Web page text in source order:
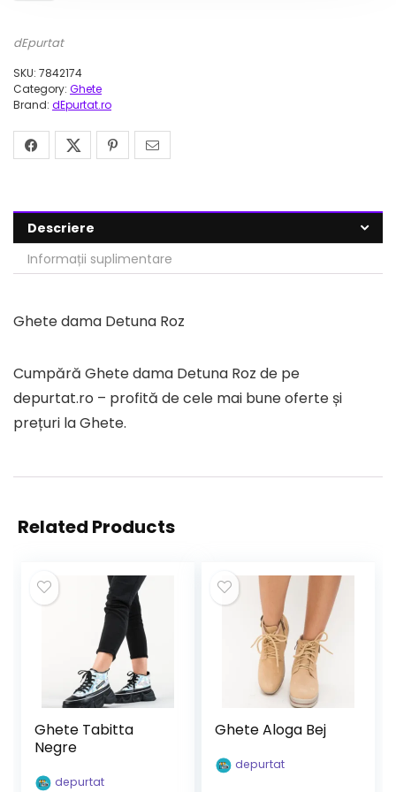
dEpurtat
SKU: 7842174
Category: Ghete
Brand: dEpurtat.ro
Descriere
Informații suplimentare
Ghete dama Detuna Roz
Cumpără Ghete dama Detuna Roz de pe
depurtat.ro – profită de cele mai bune oferte și
prețuri la Ghete.
Related Products
Ghete Tabitta
Negre
depurtat
Ghete Aloga Bej
depurtat